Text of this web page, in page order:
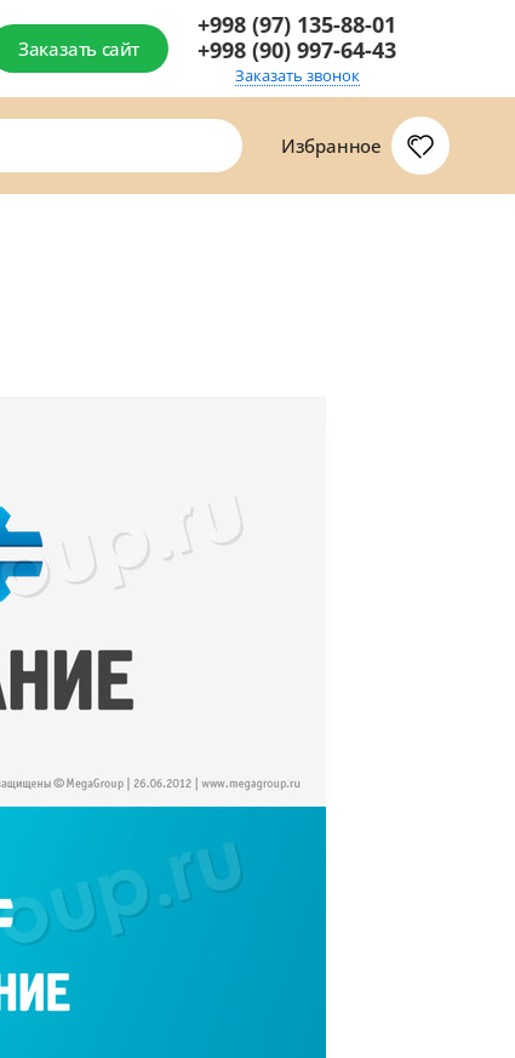
Заказать сайт
+998 (97) 135-88-01
+998 (90) 997-64-43
Заказать звонок
Избранное